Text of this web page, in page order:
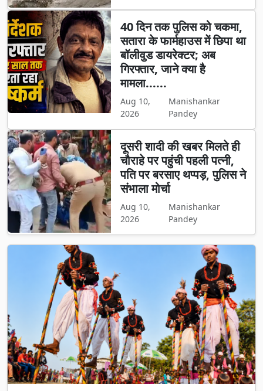
40 दिन तक पुलिस को चकमा,
सतारा के फार्महाउस में छिपा था
बॉलीवुड डायरेक्टर; अब
गिरफ्तार, जाने क्या है
मामला......
Aug 10,
2026
Manishankar
Pandey
दूसरी शादी की खबर मिलते ही
चौराहे पर पहुंची पहली पत्नी,
पति पर बरसाए थप्पड़, पुलिस ने
संभाला मोर्चा
Aug 10,
2026
Manishankar
Pandey